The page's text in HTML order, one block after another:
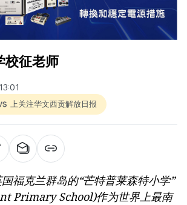
校征老师
上关注华文西贡解放日报
福克兰群岛的“芒特普莱森特小学”
Primary School)作为世界上最南